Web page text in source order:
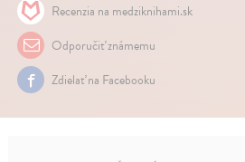
Recenzia na medziknihami.sk
Odporučiť známemu
Zdielať na Facebooku